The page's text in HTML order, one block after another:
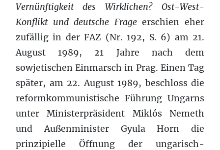
Vernünftigkeit des Wirklichen? Ost-West-
Konflikt und deutsche Frageerschien eher
zufällig in der FAZ (Nr. 192, S. 6) am 21.
August 1989, 21 Jahre nach dem
sowjetischen Einmarsch in Prag. Einen Tag
später, am 22. August 1989, beschloss die
reformkommunistische Führung Ungarns
unter Ministerpräsident Miklós Nemeth
und Außenminister Gyula Horn die
prinzipielle Öffnung der ungarisch-